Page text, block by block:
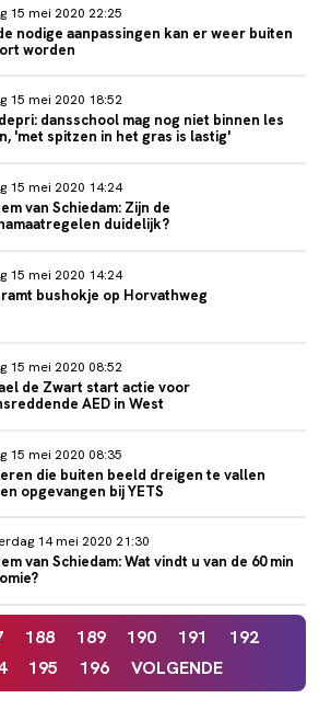
15 mei 2020 22:25
nodige aanpassingen kan er weer buiten
worden
15 mei 2020 18:52
dansschool mag nog niet binnen les
'met spitzen in het gras is lastig'
15 mei 2020 14:24
van Schiedam: Zijn de
duidelijk?
15 mei 2020 14:24
bushokje op Horvathweg
15 mei 2020 08:52
de Zwart start actie voor
AED in West
15 mei 2020 08:35
die buiten beeld dreigen te vallen
opgevangen bij YETS
14 mei 2020 21:30
van Schiedam: Wat vindt u van de 60 min
188 189 190 191
192
195 196 VOLGENDE